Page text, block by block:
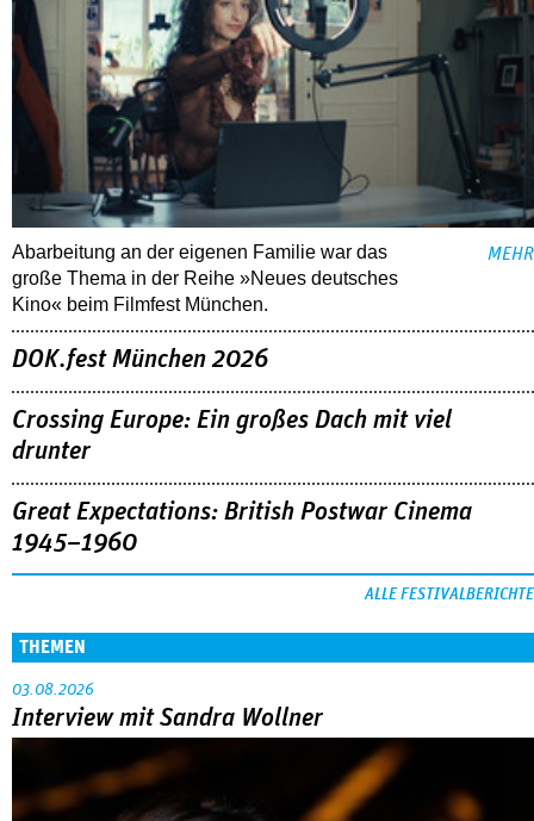
Abarbeitung an der eigenen Familie war das
große Thema in der Reihe »Neues deutsches
Kino« beim Filmfest München.
MEHR
DOK.fest München 2026
Crossing Europe: Ein großes Dach mit viel
drunter
Great Expectations: British Postwar Cinema
1945–1960
ALLE FESTIVALBERICHTE
THEMEN
03.08.2026
Interview mit Sandra Wollner